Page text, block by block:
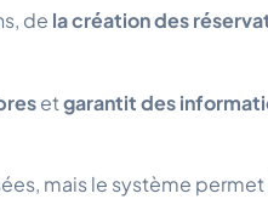
de la création des
etgarantit des
mais le système